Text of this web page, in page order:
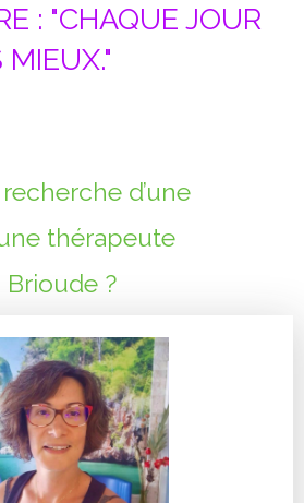
: "CHAQUE JOUR
d’une
thérapeute
?